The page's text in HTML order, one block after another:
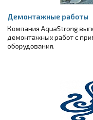
Демонтажные работы
Компания AquaStrong
демонтажных работ с
оборудования.